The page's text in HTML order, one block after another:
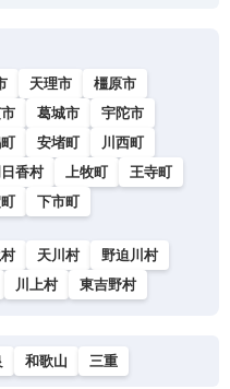
天理市
橿原市
葛城市
宇陀市
安堵町
川西町
香村 上牧町
王寺町
下市町
天川村
野迫川村
川上村 東吉野村
和歌山 三重